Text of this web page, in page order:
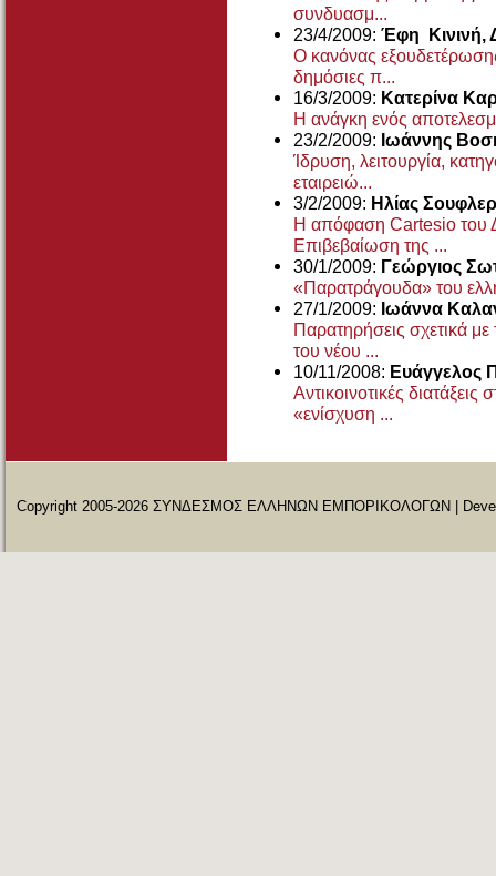
συνδυασμ...
23/4/2009: Έφη Κινινή,
Ο κανόνας
δημόσιες π...
16/3/2009: Kατερίνα
Η ανάγκη ενός
23/2/2009: Ιωάννης
Ίδρυση, λειτουργία,
εταιρειώ...
3/2/2009: Ηλίας
Η απόφαση Cartesio του
Επιβεβαίωση της ...
30/1/2009: Γεώργιος
«Παρατράγουδα» του
27/1/2009: Ιωάννα
Παρατηρήσεις σχετικά
του νέου ...
10/11/2008: Ευάγγελος
Αντικοινοτικές
«ενίσχυση ...
Copyright 2005-2026 ΣΥΝΔΕΣΜΟΣ ΕΛΛΗΝΩΝ ΕΜΠΟΡΙΚΟΛΟΓΩΝ |